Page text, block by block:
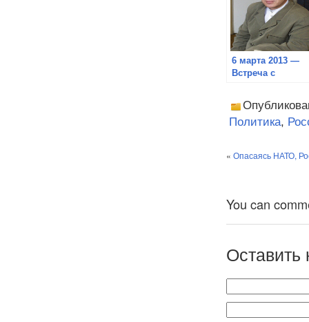
6 марта 2013 —
Встреча с
Федерального
Университета
Политика,
« Опасаясь НАТО,
You can
Оставить